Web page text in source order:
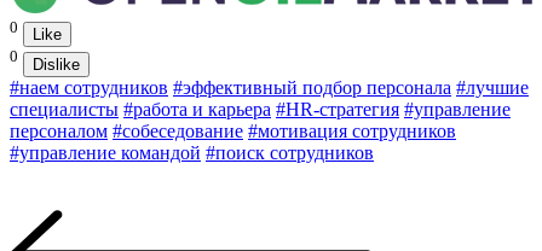
0
Like
0
Dislike
#наем сотрудников #эффективный подбор персонала #лучшие
специалисты #работа и карьера #HR-стратегия #управление
персоналом #собеседование #мотивация сотрудников
#управление командой #поиск сотрудников